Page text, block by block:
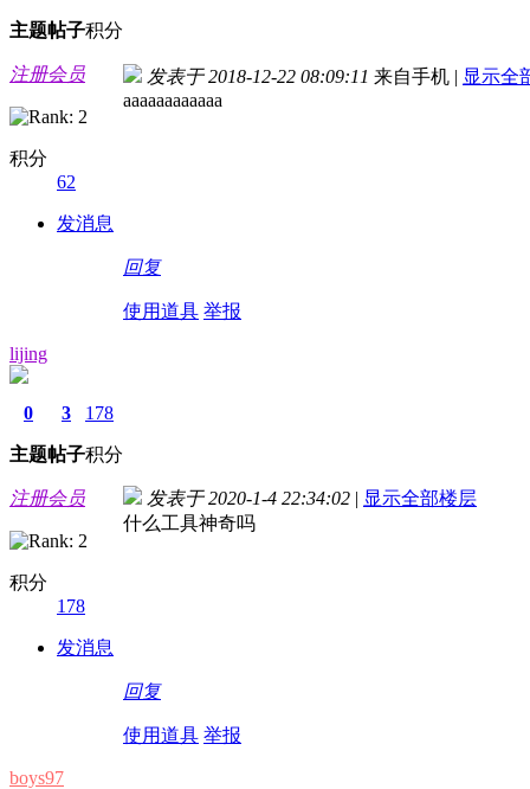
主题帖子积分
注册会员
积分
62
发消息
发表于 2018-12-22 08:09:11 来自手机 | 显示全
aaaaaaaaaaaa
回复
使用道具 举报
lijing
0
主题
3
帖子
178
积分
注册会员
积分
178
发消息
发表于 2020-1-4 22:34:02 | 显示全部楼层
什么工具神奇吗
回复
使用道具 举报
boys97